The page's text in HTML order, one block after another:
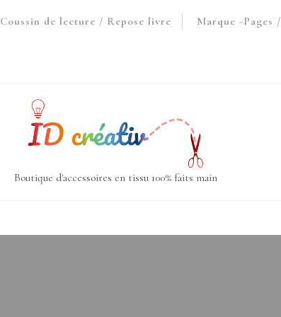
Coussin de lecture / Repose livre
Marque -Pages
Boutique d'accessoires en tissu 100% faits main